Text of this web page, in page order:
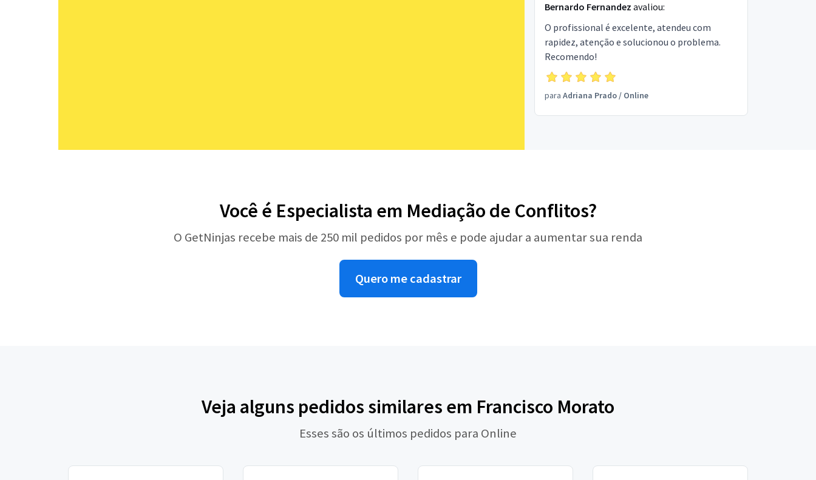
Bernardo Fernandez avaliou:
O profissional é excelente, atendeu com
rapidez, atenção e solucionou o problema.
Recomendo!
para Adriana Prado/ Online
Você é Especialista em Mediação de Conflitos?
O GetNinjas recebe mais de 250 mil pedidos por mês e pode ajudar a aumentar sua renda
Quero me cadastrar
Veja alguns pedidos similares em Francisco Morato
Esses são os últimos pedidos para Online